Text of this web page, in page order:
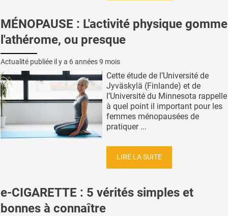
MÉNOPAUSE : L'activité physique gomme
l'athérome, ou presque
Actualité publiée il y a 6 années 9 mois
Cette étude de l’Université de
Jyväskylä (Finlande) et de
l’Université du Minnesota rappelle
à quel point il important pour les
femmes ménopausées de
pratiquer ...
LIRE LA SUITE
e-CIGARETTE : 5 vérités simples et
bonnes à connaître